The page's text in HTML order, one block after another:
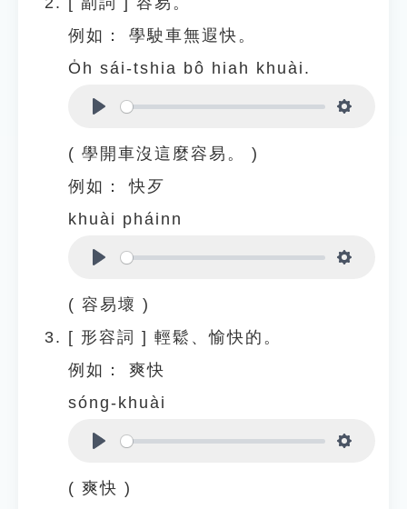
例如：
學駛車無遐快。
O̍h sái-tshia bô hiah khuài.
( 學開車沒這麼容易。 )
例如：
快歹
khuài pháinn
( 容易壞 )
[ 形容詞 ] 輕鬆、愉快的。
例如：
爽快
sóng-khuài
( 爽快 )